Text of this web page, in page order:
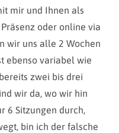
mir und Ihnen als
oder online via
wir uns alle 2 Wochen
ebenso variabel wie
zwei bis drei
wir da, wo wir hin
6 Sitzungen durch,
bin ich der falsche